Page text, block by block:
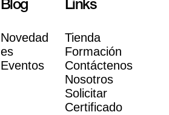
Blog
Novedad
es
Eventos
Links
Tienda
Formación
Contáctenos
Nosotros
Solicitar
Certificado